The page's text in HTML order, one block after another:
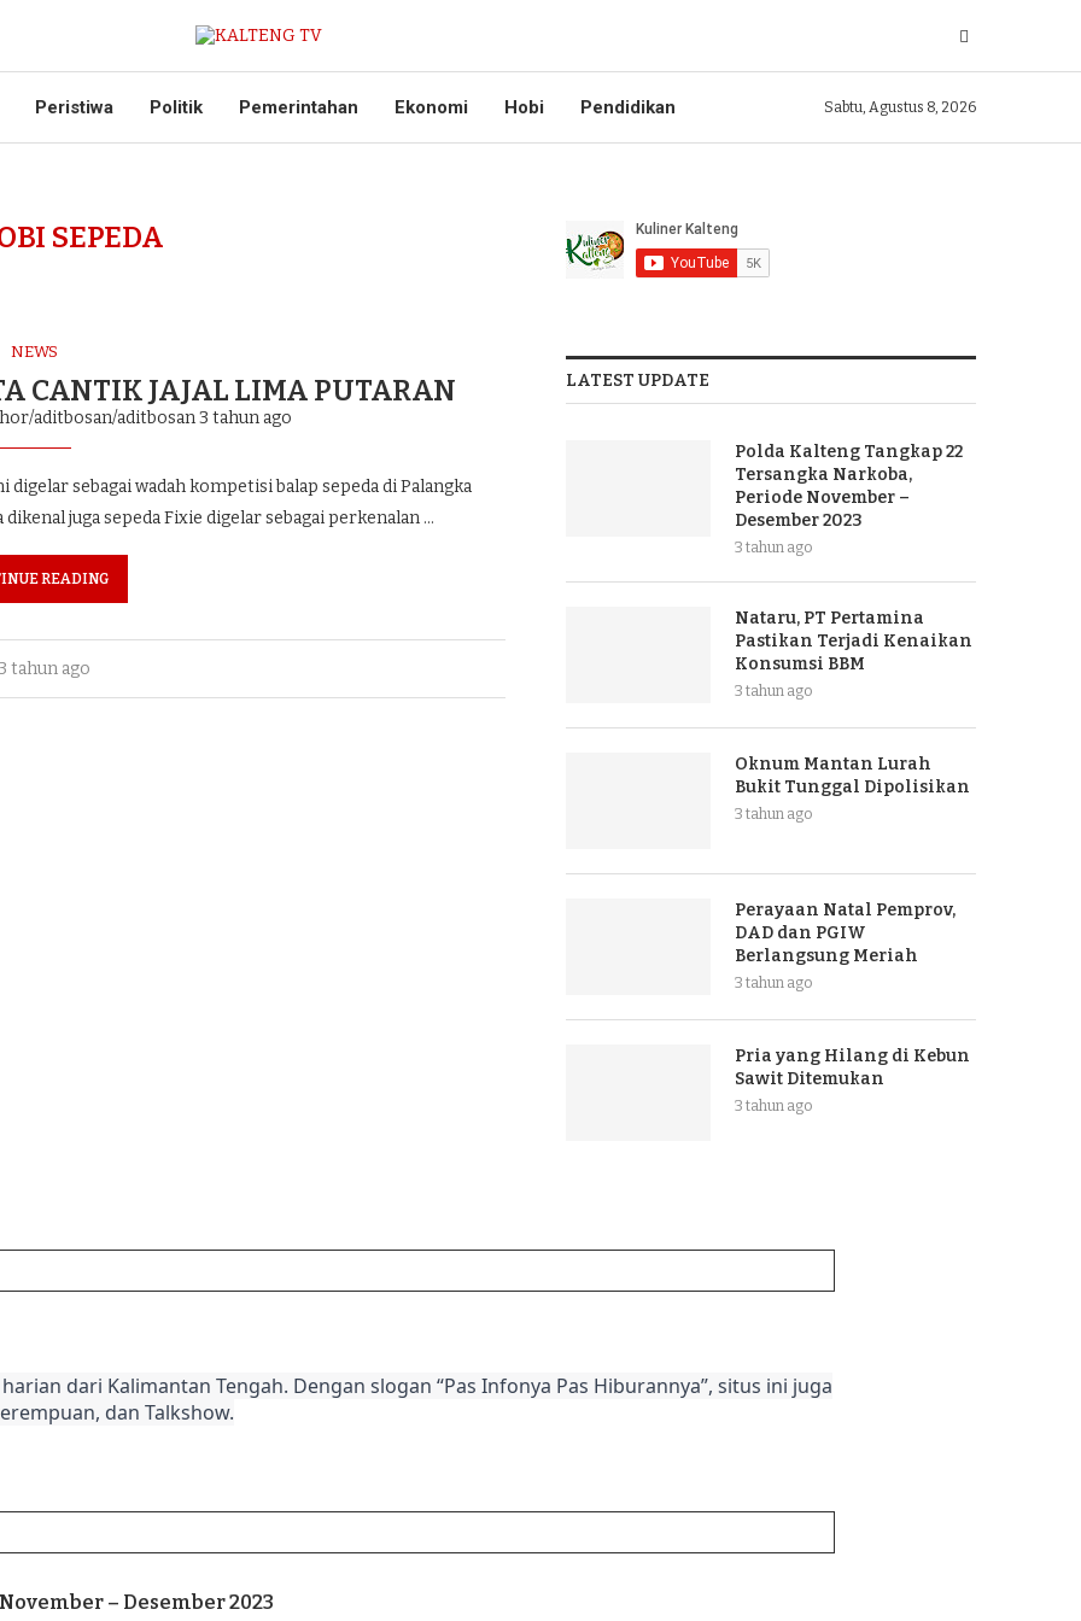
Peristiwa Politik Pemerintahan Ekonomi Hobi Pendidikan Sabtu, Agustus 8, 2026
SEPEDA
NEWS
CANTIK JAJAL LIMA PUTARAN
aditbosan/aditbosan3 tahun ago
sebagai wadah kompetisi balap sepeda di Palangka
dikenal juga sepeda Fixie digelar sebagai perkenalan …
READING
tahun ago
LATEST UPDATE
Polda Kalteng Tangkap 22
Tersangka Narkoba,
Periode November –
Desember 2023
3 tahun ago
Nataru, PT Pertamina
Pastikan Terjadi Kenaikan
Konsumsi BBM
3 tahun ago
Oknum Mantan Lurah
Bukit Tunggal Dipolisikan
3 tahun ago
Perayaan Natal Pemprov,
DAD dan PGIW
Berlangsung Meriah
3 tahun ago
Pria yang Hilang di Kebun
Sawit Ditemukan
3 tahun ago
dari Kalimantan Tengah. Dengan slogan “Pas Infonya Pas Hiburannya”, situs ini juga
dan Talkshow.
– Desember 2023